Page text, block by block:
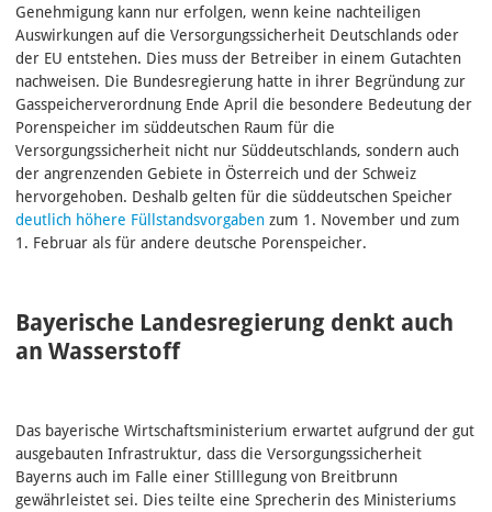
Genehmigung kann nur erfolgen, wenn keine nachteiligen
Auswirkungen auf die Versorgungssicherheit Deutschlands oder
der EU entstehen. Dies muss der Betreiber in einem Gutachten
nachweisen. Die Bundesregierung hatte in ihrer Begründung zur
Gasspeicherverordnung Ende April die besondere Bedeutung der
Porenspeicher im süddeutschen Raum für die
Versorgungssicherheit nicht nur Süddeutschlands, sondern auch
der angrenzenden Gebiete in Österreich und der Schweiz
hervorgehoben. Deshalb gelten für die süddeutschen Speicher
deutlich höhere Füllstandsvorgaben zum 1. November und zum
1. Februar als für andere deutsche Porenspeicher.
Bayerische Landesregierung denkt auch
an Wasserstoff
Das bayerische Wirtschaftsministerium erwartet aufgrund der gut
ausgebauten Infrastruktur, dass die Versorgungssicherheit
Bayerns auch im Falle einer Stilllegung von Breitbrunn
gewährleistet sei. Dies teilte eine Sprecherin des Ministeriums